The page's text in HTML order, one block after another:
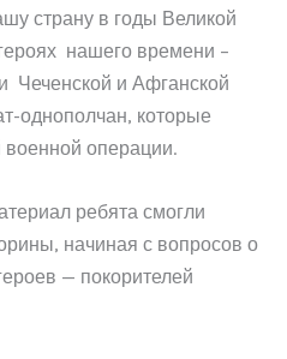
страну в годы Великой
нашего времени –
Чеченской и Афганской
однополчан, которые
военной операции.
ребята смогли
начиная с вопросов о
— покорителей